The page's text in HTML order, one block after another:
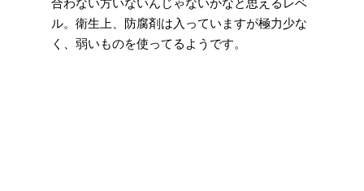
ル。衛生上、防腐剤は入っていますが極力少な
く、弱いものを使ってるようです。